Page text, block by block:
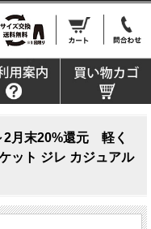
2月末20%還元 軽く
ット ジレ カジュアル